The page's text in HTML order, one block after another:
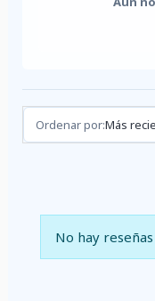
Reseñas (0)
Ordenar por:Más
No hay